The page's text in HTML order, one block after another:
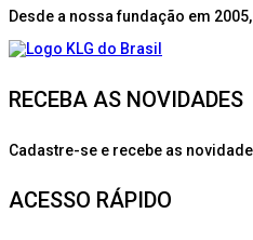
Desde a nossa fundação em
RECEBA AS NOVIDADES
Cadastre-se e recebe as
ACESSO RÁPIDO